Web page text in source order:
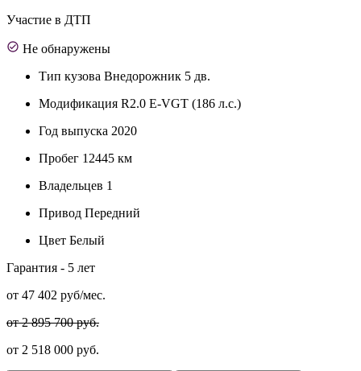
Участие в ДТП
Не обнаружены
Тип кузова Внедорожник 5 дв.
Модификация R2.0 E-VGT (186 л.с.)
Год выпуска 2020
Пробег 12445 км
Владельцев 1
Привод Передний
Цвет Белый
Гарантия - 5 лет
от 47 402 руб/мес.
от 2 895 700 руб.
от 2 518 000 руб.